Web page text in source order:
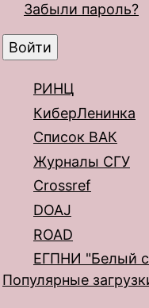
Забыли пароль?
РИНЦ
КиберЛенинка
Список ВАК
Журналы СГУ
Crossref
DOAJ
ROAD
ЕГПНИ "Белый
Популярные